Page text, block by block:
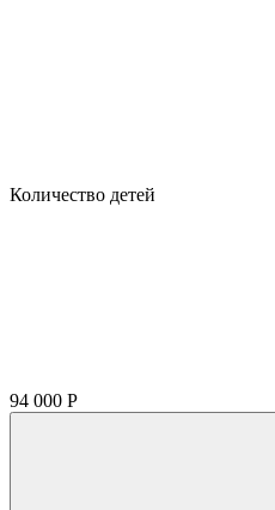
Количество детей
94 000 Р